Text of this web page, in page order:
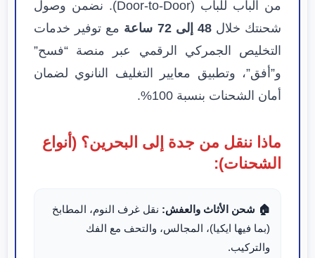
من الباب للباب (Door-to-Door). نضمن وصول
شحنتك خلال48 إلى 72 ساعة
مع توفير خدمات
التخليص الجمركي الرقمي عبر منصة “فسح”
و”أفق”، وتطبيق معايير التغليف النانوي لضمان
أمان الشحنات بنسبة 100%.
ماذا ننقل من جدة إلى البحرين؟ (أنواع
الشحنات):
🏠 شحن الأثاث والعفش: نقل غرف النوم، المطابخ
(بما فيها ايكيا)، المجالس، والتحف مع الفك
والتركيب.